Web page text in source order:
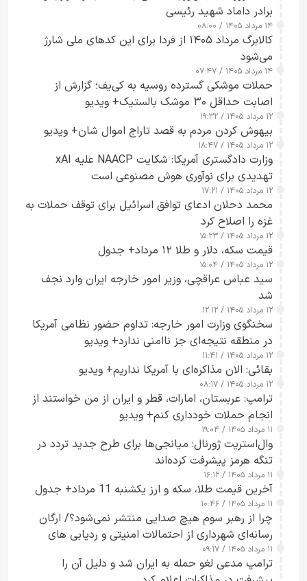
برادر داماد شهید رئیسی
۱۴ مرداد ۱۴۰۵ / ۰۸:۰۰
کالابرگ مرداد ۱۴۰۵ از فردا برای این کدهای ملی شارژ
می‌شود
۱۴ مرداد ۱۴۰۵ / ۰۷:۴۷
حملات موشکی گسترده روسیه به کی‌یف؛ گزارش از
اصابت حداقل ۳۰ موشک بالستیک+ ویدیو
۱۲ مرداد ۱۴۰۵ / ۱۹:۳۲
بیهوش کردن مردم به قصد تاراج اموال شان+ ویدیو
۱۲ مرداد ۱۴۰۵ / ۱۸:۴۷
وزارت دادگستری آمریکا: شکایت NAACP علیه xAI
تهدیدی برای نوآوری هوش مصنوعی است
۱۲ مرداد ۱۴۰۵ / ۱۷:۲۱
محمد دحلان ادعای توافق اسرائیل برای توقف حملات به
غزه را اصلاح کرد
۱۲ مرداد ۱۴۰۵ / ۱۵:۲۳
قیمت سکه، دلار و طلا ۱۲ مرداد+ جدول
۱۲ مرداد ۱۴۰۵ / ۱۵:۰۴
سید عباس عراقچی، وزیر امور خارجه ایران وارد نجف
شد
۱۲ مرداد ۱۴۰۵ / ۱۲:۱۲
سخنگوی وزارت امور خارجه: تداوم حضور نظامی آمریکا
در منطقه نتیجه‌ای جز ناامنی ندارد+ ویدیو
۱۲ مرداد ۱۴۰۵ / ۱۱:۴۱
بقائی: الان مذاکره‌ای با آمریکا نداریم+ ویدیو
۱۲ مرداد ۱۴۰۵ / ۰۸:۱۷
ترامپ: عربستان، امارات، قطر و ایران از من خواستند از
انجام حملات خودداری کنم+ ویدیو
۱۱ مرداد ۱۴۰۵ / ۱۹:۰۴
وال‌استریت ژورنال: میانجی‌ها برای طرح جدید تردد در
تنگه هرمز پیشرفت کرده‌اند
۱۱ مرداد ۱۴۰۵ / ۱۶:۱۲
آخرین قیمت طلا، سکه و ارز یکشنبه 11 مرداد+ جدول
۱۱ مرداد ۱۴۰۵ / ۱۰:۴۶
چرا از رهبر سوم هیچ صدایی منتشر نمی‌شود؟/ ارگان
رسانه‌ای شهرداری از احتمالات امنیتی و ردیابی های
جاسوسی گفت
۱۱ مرداد ۱۴۰۵ / ۰۹:۱۷
ترامپ مدعی لغو حمله به ایران شد و دلیل آن را